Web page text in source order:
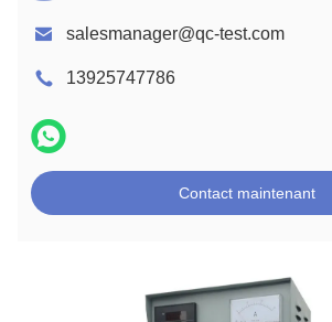
salesmanager@qc-test.com
13925747786
Contact maintenant